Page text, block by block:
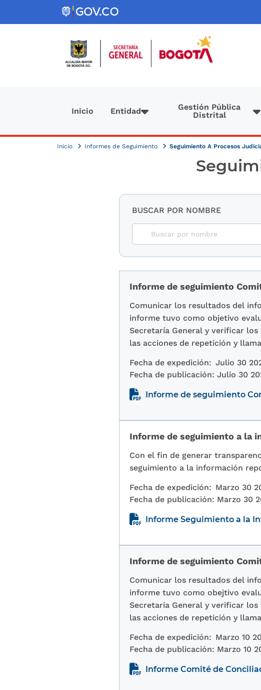
Pasar al contenido principal
Inicio Entidad
Gestión Pública
Distrital
Inicio Informes de Seguimiento Seguimiento A Procesos
BUSCAR POR NOMBRE
Informe de seguimiento
Comunicar los resultados del
informe tuvo como objetivo
Secretaría General y verificar
las acciones de repetición y
Fecha de expedición: Julio 30
Fecha de publicación: Julio 30
Informe de seguimiento
Informe de seguimiento a la
Con el fin de generar
seguimiento a la información
Fecha de expedición: Marzo 30
Fecha de publicación: Marzo 30
Informe Seguimiento a la
Informe de seguimiento
Comunicar los resultados del
informe tuvo como obejtivo
Secretaría General y verificar
las acciones de repetición y
Fecha de expedición: Marzo 10
Fecha de publicación: Marzo 10
Informe Comité de